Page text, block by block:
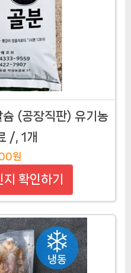
(공장직판) 유기농
/, 1개
원
확인하기